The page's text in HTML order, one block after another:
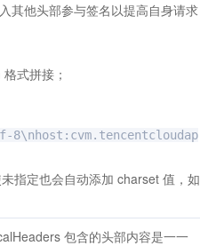
其他头部参与签名以提高自身请求
式拼接；
指定也会自动添加 charset 值，如
包含的头部内容是一一